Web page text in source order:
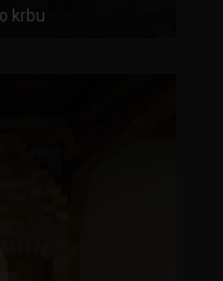
krbu